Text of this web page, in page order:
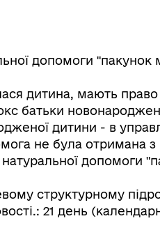
допомоги "пакунок
дитина, мають
батьки
дитини - в
не була отримана
допомоги
структурному
21 день